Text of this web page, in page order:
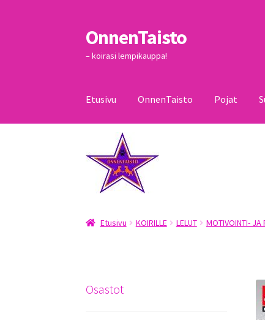
Siirry
navigointiin
Siirry
sisältöön
OnnenTaisto
– koirasi lempikauppa!
Etusivu OnnenTaisto Pojat
Kassa
Etusivu KOIRILLE LELUT MOTIVOINTI- JA
Osastot